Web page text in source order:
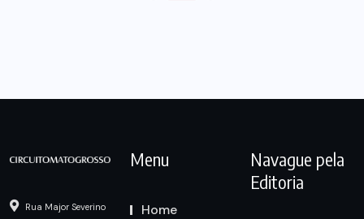
Rua Major Severino
Menu
Home
Navague pela
Editoria